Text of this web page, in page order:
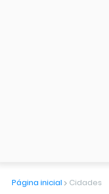
Página inicial Cidades